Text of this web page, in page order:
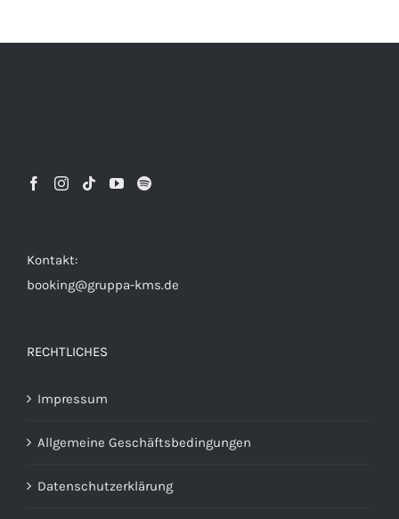
Kontakt:
booking@gruppa-kms.de
RECHTLICHES
Impressum
Allgemeine Geschäftsbedingungen
Datenschutzerklärung